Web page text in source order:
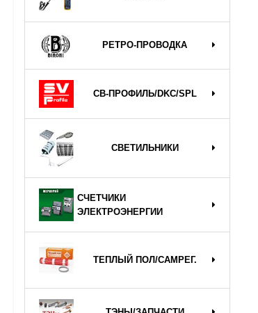
РЕТРО-ПРОВОДКА
СВ-ПРОФИЛЬ/DKC/SPL
СВЕТИЛЬНИКИ
СЧЕТЧИКИ
ЭЛЕКТРОЭНЕРГИИ
ТЕПЛЫЙ ПОЛ/САМРЕГ.